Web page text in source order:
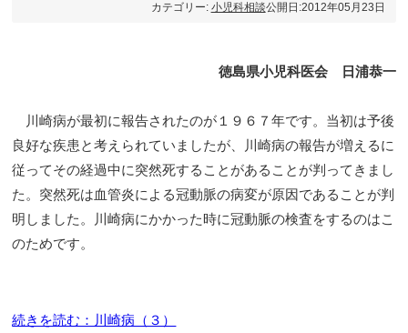
カテゴリー: 小児科相談公開日:2012年05月23日
徳島県小児科医会 日浦恭一
川崎病が最初に報告されたのが１９６７年です。当初は予後
良好な疾患と考えられていましたが、川崎病の報告が増えるに
従ってその経過中に突然死することがあることが判ってきまし
た。突然死は血管炎による冠動脈の病変が原因であることが判
明しました。川崎病にかかった時に冠動脈の検査をするのはこ
のためです。
続きを読む：川崎病（３）